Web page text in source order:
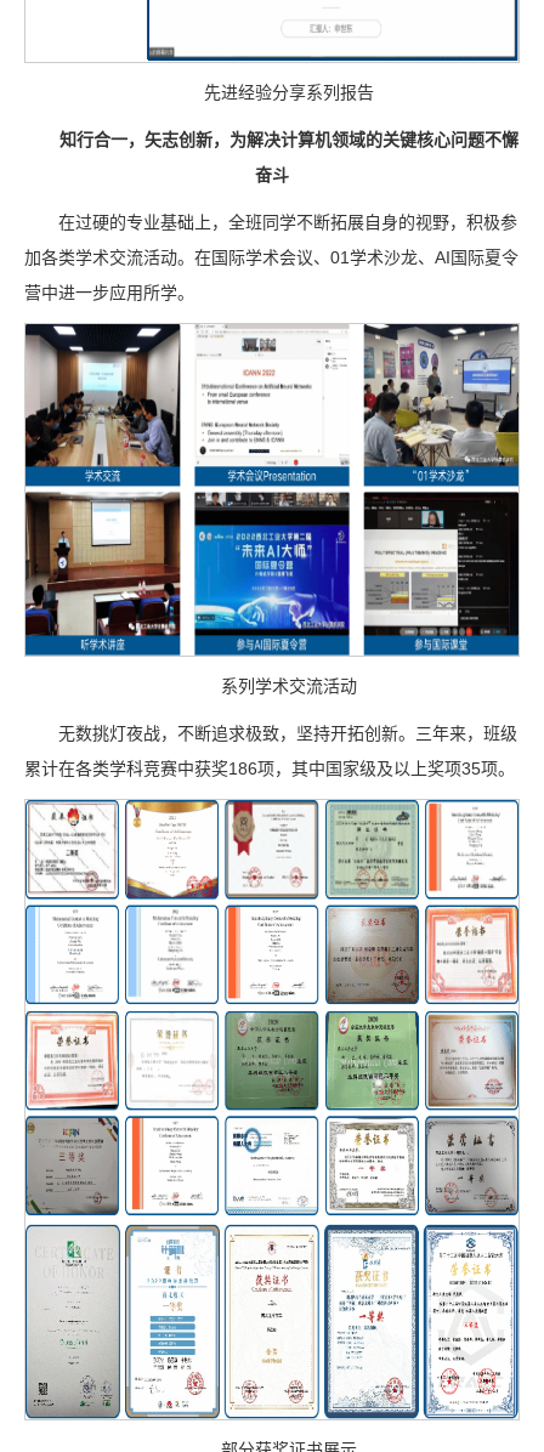
先进经验分享系列报告
知行合一，矢志创新，为解决计算机领域的关键核心问题不懈
奋斗
在过硬的专业基础上，全班同学不断拓展自身的视野，积极参
加各类学术交流活动。在国际学术会议、01学术沙龙、AI国际夏令
营中进一步应用所学。
系列学术交流活动
无数挑灯夜战，不断追求极致，坚持开拓创新。三年来，班级
累计在各类学科竞赛中获奖186项，其中国家级及以上奖项35项。